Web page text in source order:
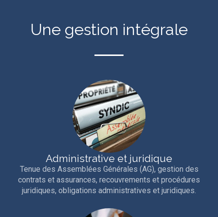
Une gestion intégrale
Administrative et juridique
Tenue des Assemblées Générales (AG), gestion des
contrats et assurances, recouvrements et procédures
juridiques, obligations administratives et juridiques.